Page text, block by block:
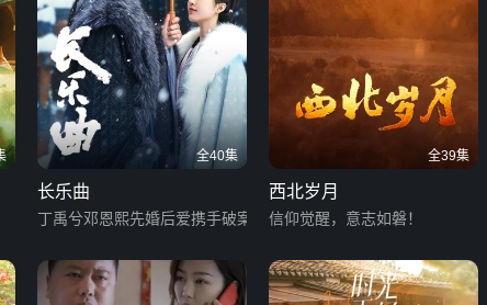
全40集
长乐曲
丁禹兮邓恩熙先婚后爱携手破案
全39集
西北岁月
信仰觉醒，意志如磐！